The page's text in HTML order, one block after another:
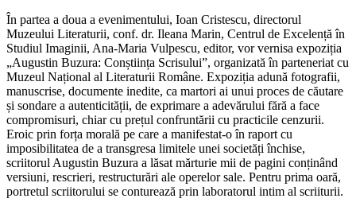
În partea a doua a evenimentului, Ioan Cristescu, directorul
Muzeului Literaturii, conf. dr. Ileana Marin, Centrul de Excelență în
Studiul Imaginii, Ana-Maria Vulpescu, editor, vor vernisa expoziția
„Augustin Buzura: Conștiința Scrisului”, organizată în parteneriat cu
Muzeul Național al Literaturii Române. Expoziția adună fotografii,
manuscrise, documente inedite, ca martori ai unui proces de căutare
și sondare a autenticității, de exprimare a adevărului fără a face
compromisuri, chiar cu prețul confruntării cu practicile cenzurii.
Eroic prin forța morală pe care a manifestat-o în raport cu
imposibilitatea de a transgresa limitele unei societăți închise,
scriitorul Augustin Buzura a lăsat mărturie mii de pagini conținând
versiuni, rescrieri, restructurări ale operelor sale. Pentru prima oară,
portretul scriitorului se conturează prin laboratorul intim al scriiturii.